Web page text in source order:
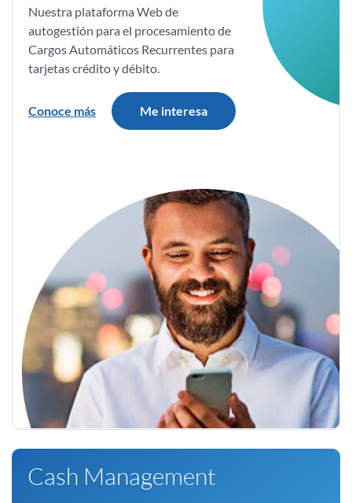
Nuestra plataforma Web de
autogestión para el procesamiento de
Cargos Automáticos Recurrentes para
tarjetas crédito y débito.
Conoce más Me interesa
Cash Management